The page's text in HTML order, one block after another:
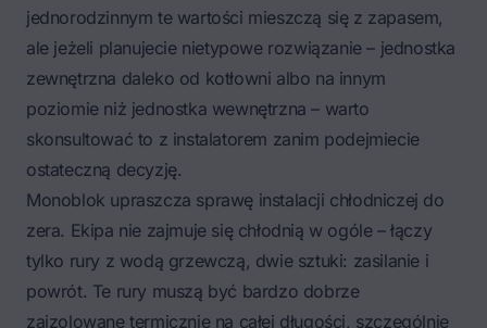
jednorodzinnym te wartości mieszczą się z zapasem,
ale jeżeli planujecie nietypowe rozwiązanie – jednostka
zewnętrzna daleko od kotłowni albo na innym
poziomie niż jednostka wewnętrzna – warto
skonsultować to z instalatorem zanim podejmiecie
ostateczną decyzję.
Monoblok upraszcza sprawę instalacji chłodniczej do
zera. Ekipa nie zajmuje się chłodnią w ogóle – łączy
tylko rury z wodą grzewczą, dwie sztuki: zasilanie i
powrót. Te rury muszą być bardzo dobrze
zaizolowane termicznie na całej długości, szczególnie